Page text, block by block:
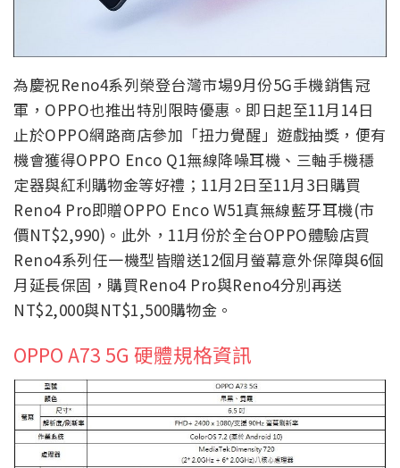
為慶祝Reno4系列榮登台灣市場9月份5G手機銷售冠
軍，OPPO也推出特別限時優惠。即日起至11月14日
止於OPPO網路商店參加「扭力覺醒」遊戲抽獎，便有
機會獲得OPPO Enco Q1無線降噪耳機、三軸手機穩
定器與紅利購物金等好禮；11月2日至11月3日購買
Reno4 Pro即贈OPPO Enco W51真無線藍牙耳機(市
價NT$2,990)。此外，11月份於全台OPPO體驗店買
Reno4系列任一機型皆贈送12個月螢幕意外保障與6個
月延長保固，購買Reno4 Pro與Reno4分別再送
NT$2,000與NT$1,500購物金。
OPPO A73 5G 硬體規格資訊